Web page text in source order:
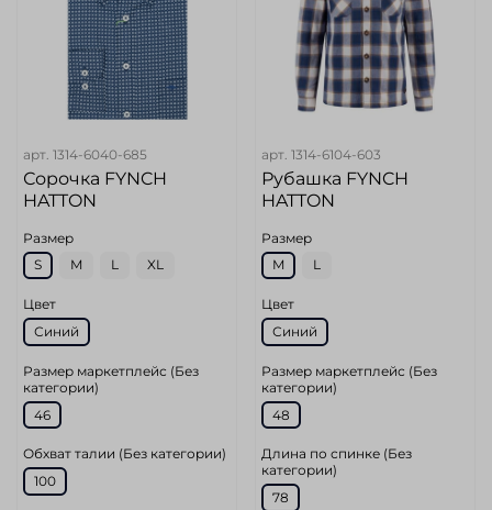
арт. 1314-6040-685
Сорочка FYNCH
HATTON
Размер
S
M L XL
Цвет
Синий
Размер маркетплейс (Без
категории)
46
Обхват талии (Без категории)
100
арт. 1314-6104-603
Рубашка FYNCH
HATTON
Размер
M
L
Цвет
Синий
Размер маркетплейс (Без
категории)
48
Длина по спинке (Без
категории)
78